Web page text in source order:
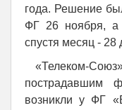
года. Решение
ФГ 26 ноября, а
спустя месяц - 28
«Телеком-
пострадавшим
возникли у ФГ